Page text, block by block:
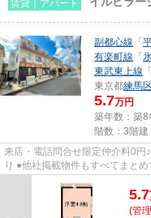
賃貸｜アパート
副都心線 「
有楽町線 「
東武東上線 「
東京都練馬区
5.7万円
築年数：築8
階数：3階建
来店・電話問合せ限定仲介料0円
り ●他社掲載物件もすべてまと
5.7
(管